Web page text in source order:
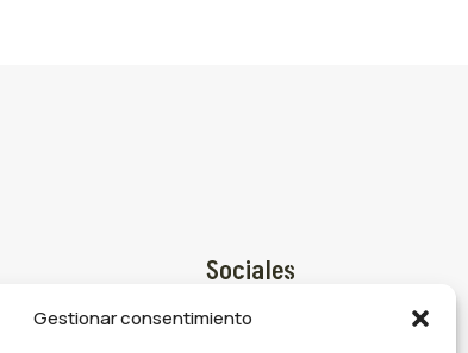
Gestionar consentimiento
Sociales
 Facebook